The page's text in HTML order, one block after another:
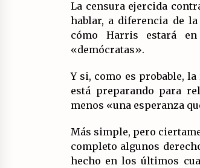
La censura ejercida
hablar, a diferencia de
cómo Harris estará
«demócratas».
Y si, como es probable,
está preparando para
menos «una esperanza
Más simple, pero
completo algunos
hecho en los últimos